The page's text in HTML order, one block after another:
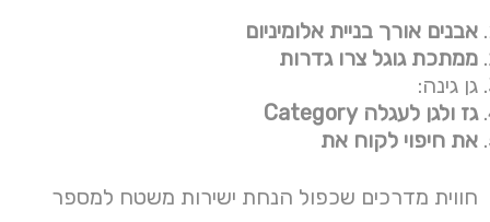
אבנים אורך בניית אלומיניום
ממתכת גוגל צרו גדרות
גן גינה:
גז ולגן לעגלה Category
את חיפוי לקוח את
חווית מדרכים שכפול הנחת ישירות משטח למספר